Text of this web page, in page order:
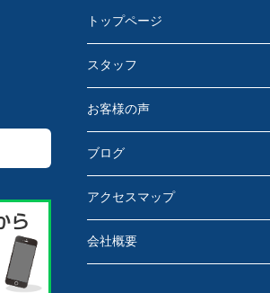
トップページ
スタッフ
お客様の声
ブログ
アクセスマップ
会社概要